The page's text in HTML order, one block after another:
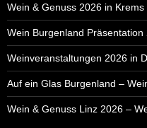
Wein & Genuss 2026 in
Wein Burgenland Präsentation
Weinveranstaltungen 2026 in
Auf ein Glas Burgenland –
Wein & Genuss Linz 2026 –